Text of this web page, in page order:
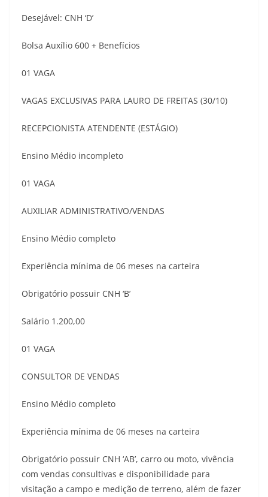
Desejável: CNH ‘D’
Bolsa Auxílio 600 + Benefícios
01 VAGA
VAGAS EXCLUSIVAS PARA LAURO DE FREITAS (30/10)
RECEPCIONISTA ATENDENTE (ESTÁGIO)
Ensino Médio incompleto
01 VAGA
AUXILIAR ADMINISTRATIVO/VENDAS
Ensino Médio completo
Experiência mínima de 06 meses na carteira
Obrigatório possuir CNH ‘B’
Salário 1.200,00
01 VAGA
CONSULTOR DE VENDAS
Ensino Médio completo
Experiência mínima de 06 meses na carteira
Obrigatório possuir CNH ‘AB’, carro ou moto, vivência
com vendas consultivas e disponibilidade para
visitação a campo e medição de terreno, além de fazer